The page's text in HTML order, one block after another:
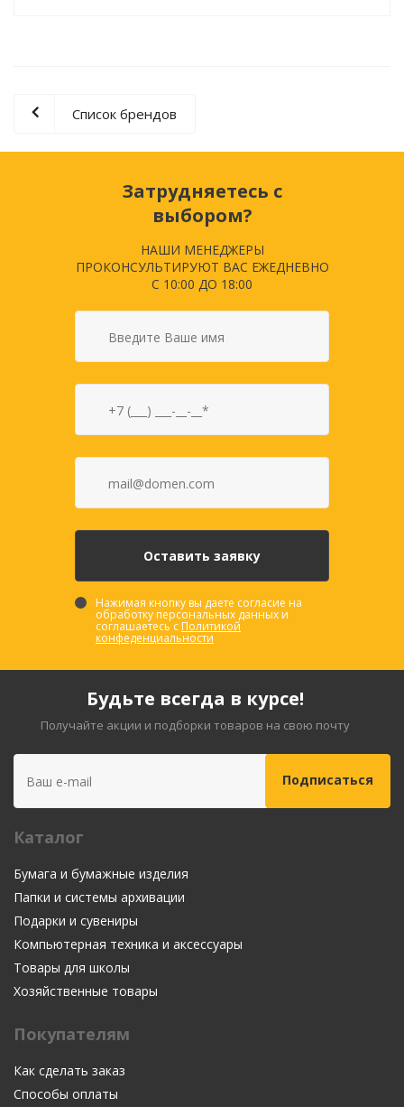
Список брендов
Затрудняетесь с
выбором?
НАШИ МЕНЕДЖЕРЫ
ПРОКОНСУЛЬТИРУЮТ ВАС ЕЖЕДНЕВНО
С 10:00 ДО 18:00
Нажимая кнопку вы даете согласие на
обработку персональных данных и
соглашаетесь с Политикой
конфеденциальности
Будьте всегда в курсе!
Получайте акции и подборки товаров на свою почту
Каталог
Бумага и бумажные изделия
Папки и системы архивации
Подарки и сувениры
Компьютерная техника и аксессуары
Товары для школы
Хозяйственные товары
Покупателям
Как сделать заказ
Способы оплаты